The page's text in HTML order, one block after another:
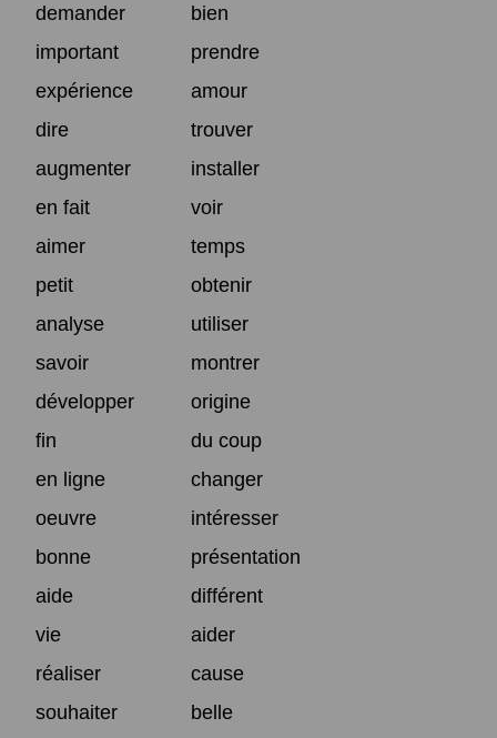
demander
bien
important
prendre
expérience
amour
dire
trouver
augmenter
installer
en fait
voir
aimer
temps
petit
obtenir
analyse
utiliser
savoir
montrer
développer
origine
fin
du coup
en ligne
changer
oeuvre
intéresser
bonne
présentation
aide
différent
vie
aider
réaliser
cause
souhaiter
belle